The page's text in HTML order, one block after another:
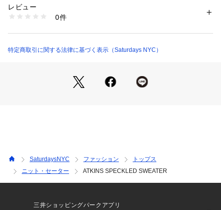
【Design】
用しており暖かくナチュラルな印象を与えてくる一着です。
XS/ 着丈63 | 肩幅54.5 | バスト107 | そで丈58
S/ 着丈64 | 肩幅56.5 | バスト110 | そで丈58.5
L/ 着丈69 | 肩幅59 | バスト119 | そで丈61
商品番号：
BBK03040 （ショップ）
レビュー
0件
特定商取引に関する法律に基づく表示（Saturdays NYC）
SaturdaysNYC ファッション
トップス
ニット・セーター
ATKINS SPECKLED SWEATER
三井ショッピングパークアプリ